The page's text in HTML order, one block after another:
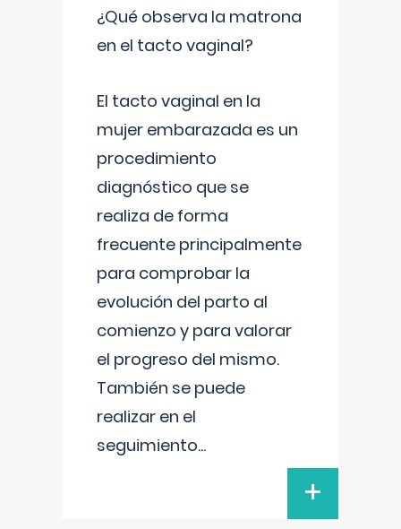
¿Qué observa la matrona
en el tacto vaginal?
El tacto vaginal en la
mujer embarazada es un
procedimiento
diagnóstico que se
realiza de forma
frecuente principalmente
para comprobar la
evolución del parto al
comienzo y para valorar
el progreso del mismo.
También se puede
realizar en el
seguimiento...
+